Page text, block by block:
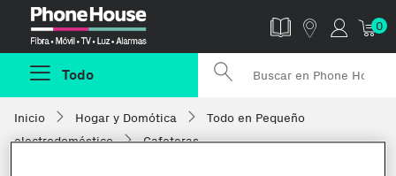
0
Todo
Inicio Hogar y Domótica
Todo en Pequeño
electrodoméstico
Cafeteras